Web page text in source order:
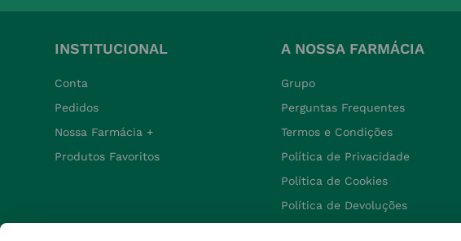
INSTITUCIONAL
Conta
Pedidos
Nossa Farmácia +
Produtos Favoritos
A NOSSA FARMÁCIA
Grupo
Perguntas Frequentes
Termos e Condições
Política de Privacidade
Política de Cookies
Política de Devoluções